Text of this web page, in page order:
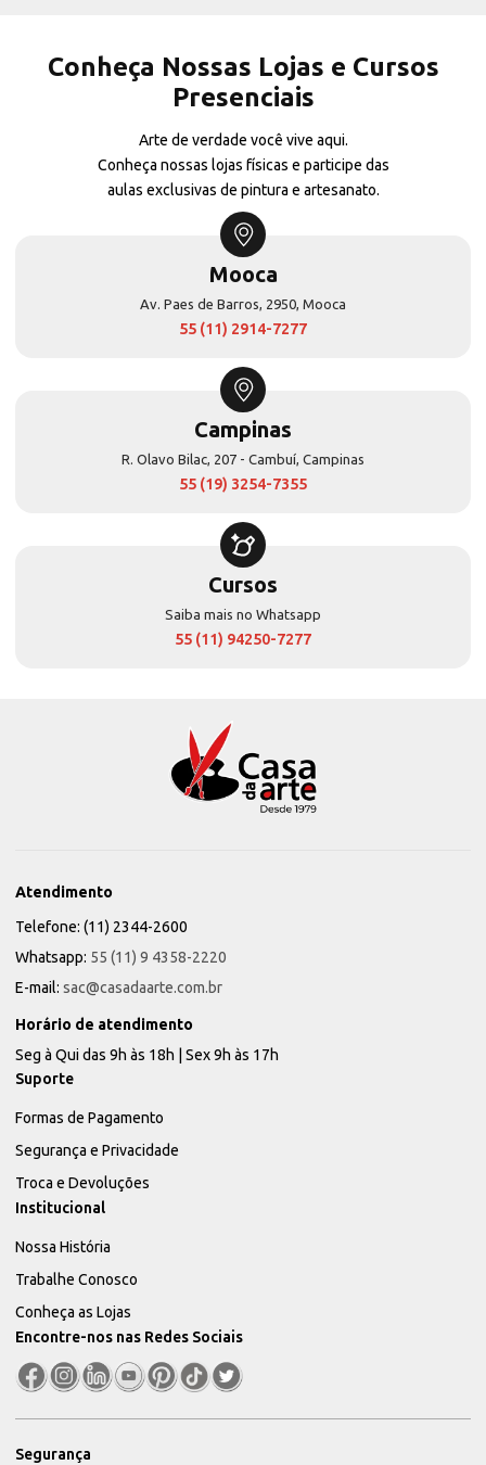
Conheça Nossas Lojas e Cursos
Presenciais
Arte de verdade você vive aqui.
Conheça nossas lojas físicas e participe das
aulas exclusivas de pintura e artesanato.
Mooca
Av. Paes de Barros, 2950, Mooca
55 (11) 2914-7277
Campinas
R. Olavo Bilac, 207 - Cambuí, Campinas
55 (19) 3254-7355
Cursos
Saiba mais no Whatsapp
55 (11) 94250-7277
Atendimento
Telefone: (11) 2344-2600
Whatsapp: 55 (11) 9 4358-2220
E-mail: sac@casadaarte.com.br
Horário de atendimento
Seg à Qui das 9h às 18h | Sex 9h às 17h
Suporte
Formas de Pagamento
Segurança e Privacidade
Troca e Devoluções
Institucional
Nossa História
Trabalhe Conosco
Conheça as Lojas
Encontre-nos nas Redes Sociais
Segurança